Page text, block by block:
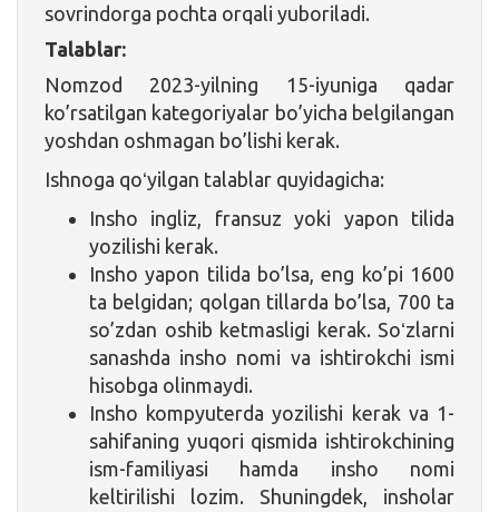
sovrindorga pochta orqali yuboriladi.
Talablar:
Nomzod 2023-yilning 15-iyuniga qadar
ko’rsatilgan kategoriyalar bo’yicha belgilangan
yoshdan oshmagan bo’lishi kerak.
Ishnoga qoʻyilgan talablar quyidagicha:
Insho ingliz, fransuz yoki yapon tilida
yozilishi kerak.
Insho yapon tilida bo’lsa, eng ko’pi 1600
ta belgidan; qolgan tillarda bo’lsa, 700 ta
so’zdan oshib ketmasligi kerak. Soʻzlarni
sanashda insho nomi va ishtirokchi ismi
hisobga olinmaydi.
Insho kompyuterda yozilishi kerak va 1-
sahifaning yuqori qismida ishtirokchining
ism-familiyasi hamda insho nomi
keltirilishi lozim. Shuningdek, insholar